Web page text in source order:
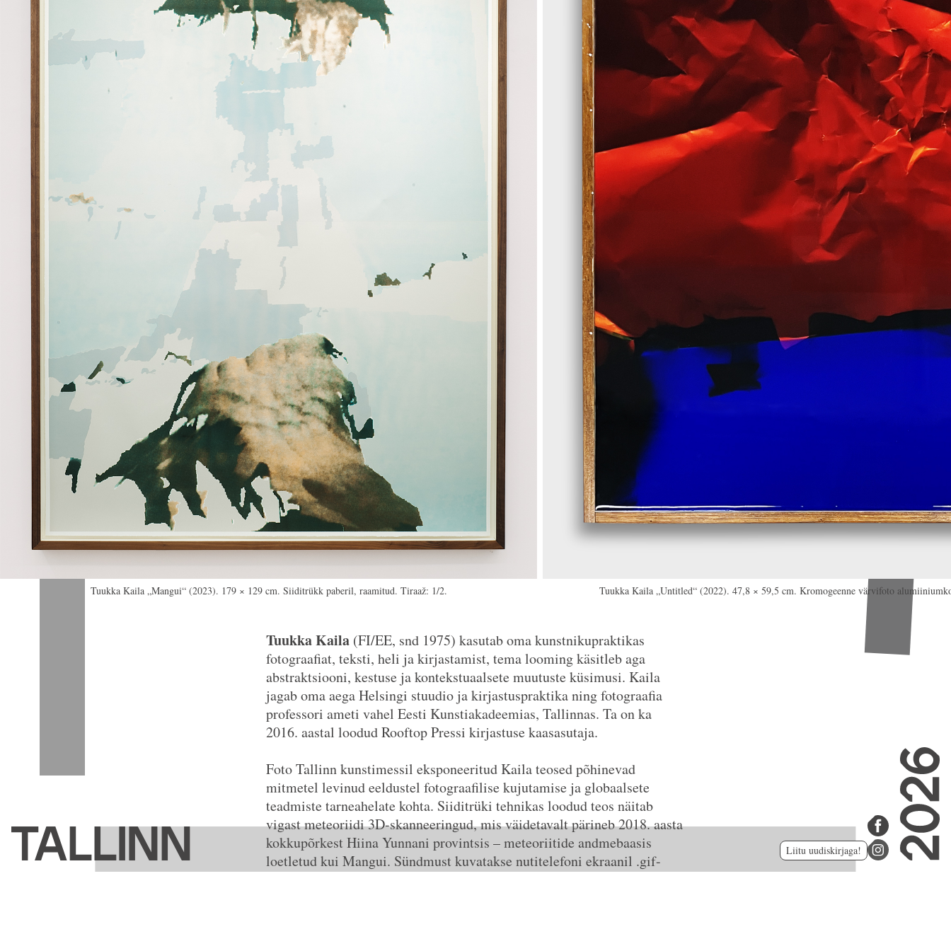
Tuukka Kaila „Mangui“ (2023). 179 × 129 cm. Siiditrükk paberil, raamitud. Tiraaž: 1/2. Tuukka Kaila „Untitled“ (2022). 47,8 × 59,5 cm. Kromogeenne värvifoto
Tuukka Kaila (FI/EE, snd 1975) kasutab oma kunstnikupraktikas
fotograafiat, teksti, heli ja kirjastamist, tema looming käsitleb aga
abstraktsiooni, kestuse ja kontekstuaalsete muutuste küsimusi. Kaila
jagab oma aega Helsingi stuudio ja kirjastuspraktika ning fotograafia
professori ameti vahel Eesti Kunstiakadeemias, Tallinnas. Ta on ka
2016. aastal loodud Rooftop Pressi kirjastuse kaasasutaja.
Foto Tallinn kunstimessil eksponeeritud Kaila teosed põhinevad
mitmetel levinud eeldustel fotograafilise kujutamise ja globaalsete
teadmiste tarneahelate kohta. Siiditrüki tehnikas loodud teos näitab
vigastmeteoriidi 3D-skanneeringud, mis väidetavalt pärineb 2018. aasta
kokkupõrkest Hiina Yunnani provintsis – meteoriitide andmebaasis
loetletud kui Mangui. Sündmust kuvatakse nutitelefoni ekraanil .gif-
Liitu uudiskirjaga!